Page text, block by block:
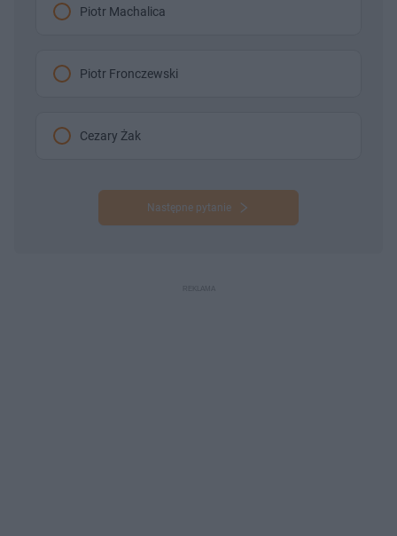
Piotr Machalica
Piotr Fronczewski
Cezary Żak
Następne pytanie